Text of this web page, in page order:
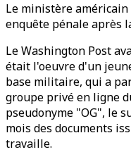
Le ministère
enquête pénale après
Le Washington Post
était l'oeuvre d'un
base militaire, qui a
groupe privé en ligne
pseudonyme "OG", le
mois des documents
travaille.